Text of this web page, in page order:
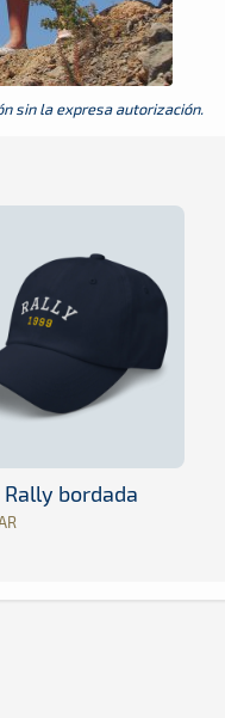
sin la expresa autorización.
Rally bordada